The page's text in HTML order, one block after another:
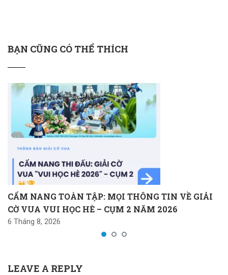
BẠN CŨNG CÓ THỂ THÍCH
CẨM NANG TOÀN TẬP: MỌI THÔNG TIN VỀ GIẢI
CỜ VUA VUI HỌC HÈ – CỤM 2 NĂM 2026
6 Tháng 8, 2026
LEAVE A REPLY